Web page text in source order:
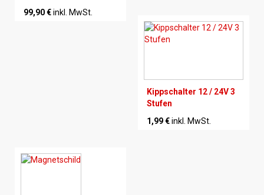
99,90 €inkl. MwSt.
Kippschalter 12 / 24V 3
Stufen
1,99 €inkl. MwSt.